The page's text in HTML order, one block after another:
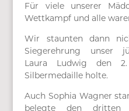
Für viele unserer
Wettkampf und alle
Wir staunten dann
Siegerehrung unser
Laura Ludwig den
Silbermedaille holte.
Auch Sophia Wagner
belegte den